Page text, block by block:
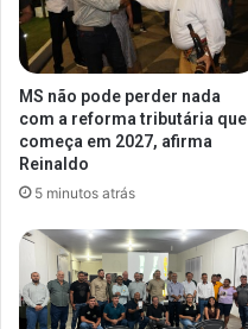
MS não pode perder nada
com a reforma tributária que
começa em 2027, afirma
Reinaldo
5 minutos atrás